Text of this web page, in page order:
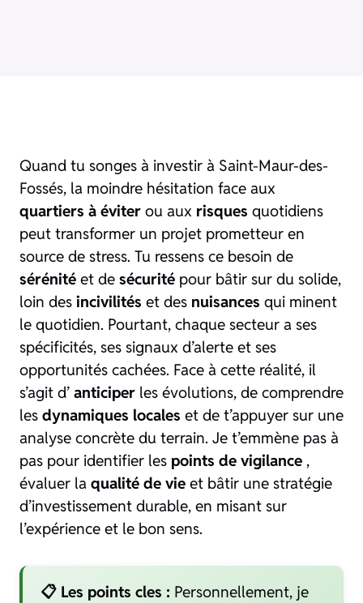
Quand tu songes à investir à Saint-Maur-des-
Fossés, la moindre hésitation face aux
quartiers à éviter ou aux risques quotidiens
peut transformer un projet prometteur en
source de stress. Tu ressens ce besoin de
sérénité et de sécurité pour bâtir sur du solide,
loin des incivilités et des nuisances qui minent
le quotidien. Pourtant, chaque secteur a ses
spécificités, ses signaux d’alerte et ses
opportunités cachées. Face à cette réalité, il
s’agit d’ anticiper les évolutions, de comprendre
les dynamiques locales et de t’appuyer sur une
analyse concrète du terrain. Je t’emmène pas à
pas pour identifier les points de vigilance ,
évaluer la qualité de vie et bâtir une stratégie
d’investissement durable, en misant sur
l’expérience et le bon sens.
📋 Les points cles : Personnellement, je